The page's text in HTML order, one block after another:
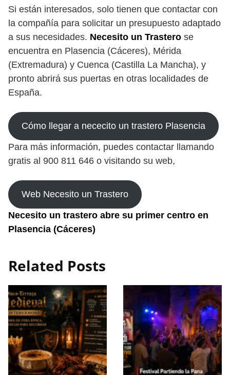
Si están interesados, solo tienen que contactar con
la compañía para solicitar un presupuesto adaptado
a sus necesidades. Necesito un Trastero se
encuentra en Plasencia (Cáceres), Mérida
(Extremadura) y Cuenca (Castilla La Mancha), y
pronto abrirá sus puertas en otras localidades de
España.
Cómo llegar a nececito un trastero Plasencia
Para más información, puedes contactar llamando
gratis al 900 811 646 o visitando su web,
Web Necesito un Trastero
Necesito un trastero abre su primer centro en
Plasencia (Cáceres)
Related Posts